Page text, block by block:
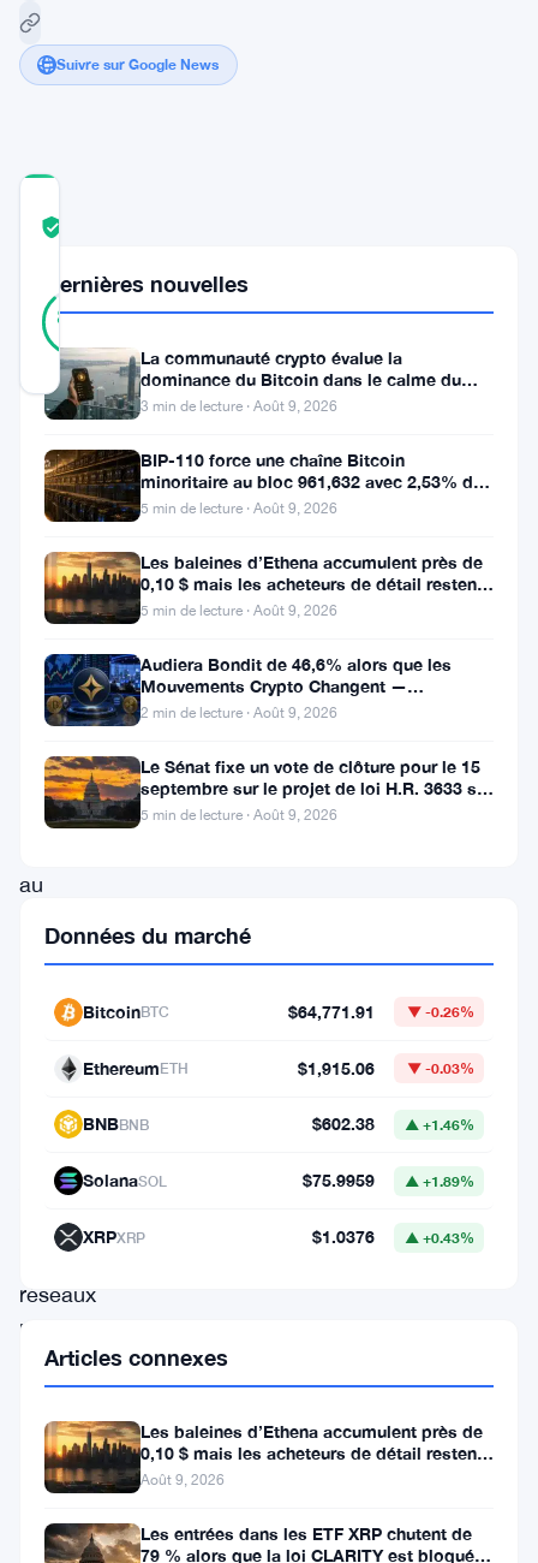
Suivre sur Google News
88
8
votes
Mis à jour 2 ans il y a
scalabilité
blockchain
est
restée
point
central
au
communauté
crypto-
monnaies.
Alors
réseaux
blockchain
tels
Bitcoin
Ethereum
présentent
Dernières nouvelles
La communauté crypto évalue la
dominance du Bitcoin dans le calme du
week-end
3 min de lecture · Août 9, 2026
BIP-110 force une chaîne Bitcoin
minoritaire au bloc 961,632 avec 2,53% de
soutien des mineurs
5 min de lecture · Août 9, 2026
Les baleines d’Ethena accumulent près de
0,10 $ mais les acheteurs de détail restent
à l’écart
5 min de lecture · Août 9, 2026
Audiera Bondit de 46,6% alors que les
Mouvements Crypto Changent —
Mouvements Quotidiens 9 Août
2 min de lecture · Août 9, 2026
Le Sénat fixe un vote de clôture pour le 15
septembre sur le projet de loi H.R. 3633 sur
le marché des cryptos
5 min de lecture · Août 9, 2026
Données du marché
BitcoinBTC $64,771.91 ▼ -0.26%
EthereumETH $1,915.06 ▼ -0.03%
BNBBNB $602.38 ▲ +1.46%
SolanaSOL $75.9959 ▲ +1.89%
XRPXRP $1.0376 ▲ +0.43%
Articles connexes
Les baleines d’Ethena accumulent près de
0,10 $ mais les acheteurs de détail restent
à l’écart
Août 9, 2026
Les entrées dans les ETF XRP chutent de
79 % alors que la loi CLARITY est bloquée